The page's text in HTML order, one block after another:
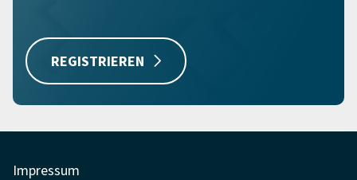
REGISTRIEREN
Impressum